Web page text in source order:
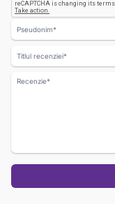
Nume
Titlul recenziei
Recenzie